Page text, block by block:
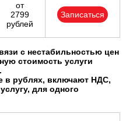
от
2799
рублей
Записаться
с нестабильностью цен
стоимость услуги
в рублях, включают НДС,
для одного